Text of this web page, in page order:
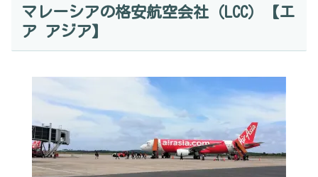
マレーシアの格安航空会社（LCC）【エ
ア アジア】